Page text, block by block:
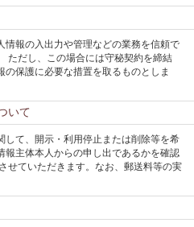
情報の入出力や管理などの業務を信頼で
ただし、この場合には守秘契約を締結
保護に必要な措置を取るものとしま
いて
して、開示・利用停止または削除等を希
報主体本人からの申し出であるかを確認
せていただきます。なお、郵送料等の実